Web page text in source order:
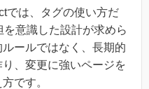
では、タグの使い方だ
意識した設計が求めら
ールではなく、長期的
、変更に強いページを
です。